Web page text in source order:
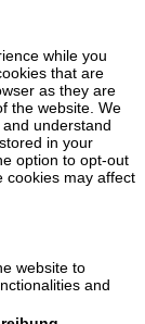
while you
that are
as they are
the website. We
understand
in your
option to opt-out
cookies may affect
website to
and